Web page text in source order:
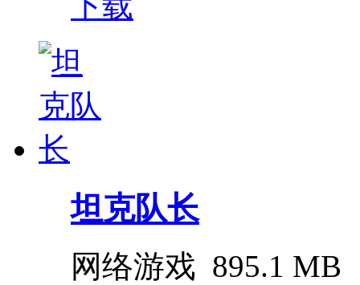
坦克队长
网络游戏 895.1 MB